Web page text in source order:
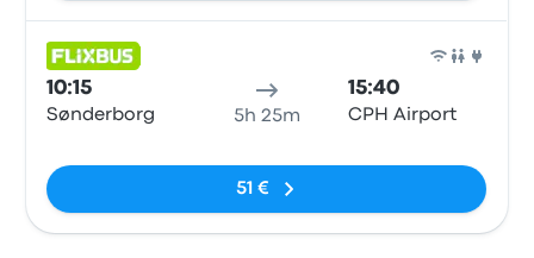
10:15
Sønderborg 5h 25m
15:40
CPH Airport
51 €